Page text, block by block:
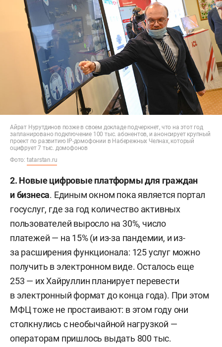
Айрат Нурутдинов позже в своем докладе подчеркнет, что на этот год
запланировано подключение 100 тыс. абонентов, и анонсирует крупный
проект по развитию IP-домофонии в Набережных Челнах, который
оцифрует 7 тыс. домофонов
Фото: tatarstan.ru
2. Новые цифровые платформы для граждан
и бизнеса. Единым окном пока является портал
госуслуг, где за год количество активных
пользователей выросло на 30%, число
платежей — на 15% (и из-за пандемии, и из-
за расширения функционала: 125 услуг можно
получить в электронном виде. Осталось еще
253 — их Хайруллин планирует перевести
в электронный формат до конца года). При этом
МФЦ тоже не простаивают: в этом году они
столкнулись с необычайной нагрузкой —
операторам пришлось выдать 800 тыс.